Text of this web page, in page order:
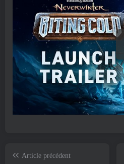
Article précédent